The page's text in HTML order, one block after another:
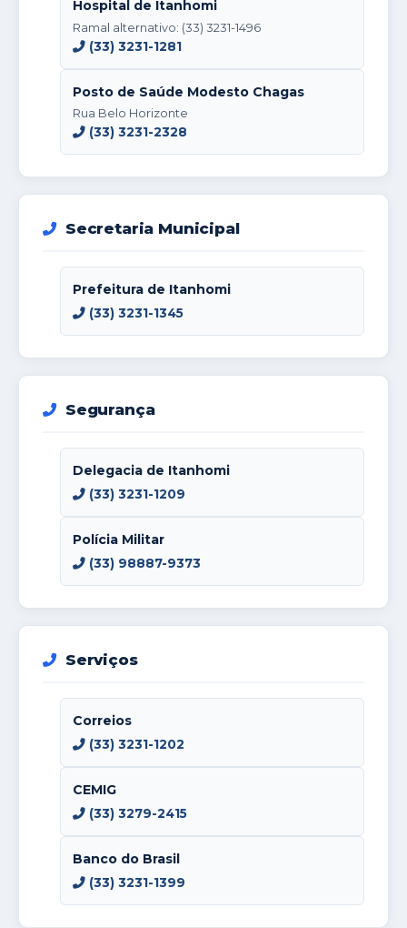
Hospital de Itanhomi
Ramal alternativo: (33) 3231-1496
(33) 3231-1281
Posto de Saúde Modesto Chagas
Rua Belo Horizonte
(33) 3231-2328
Secretaria Municipal
Prefeitura de Itanhomi
(33) 3231-1345
Segurança
Delegacia de Itanhomi
(33) 3231-1209
Polícia Militar
(33) 98887-9373
Serviços
Correios
(33) 3231-1202
CEMIG
(33) 3279-2415
Banco do Brasil
(33) 3231-1399